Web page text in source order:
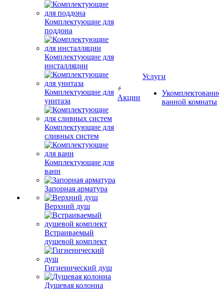
Комплектующие для
поддона
Комплектующие для
инсталляции
Комплектующие для
унитаза
Комплектующие для
сливных систем
Комплектующие для
ванн
Запорная арматура
Верхний душ
Встраиваемый
душевой комплект
Гигиенический душ
Душевая колонна
Акции
Услуги
ванной комнаты